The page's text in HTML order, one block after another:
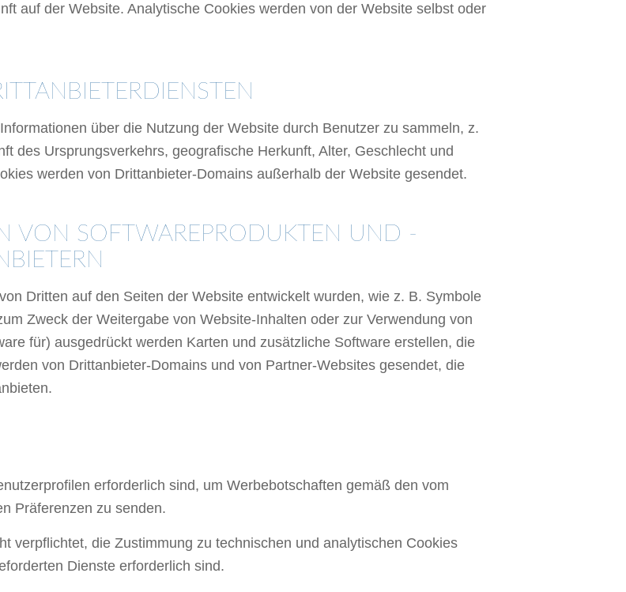
auf der Website. Analytische Cookies werden von der Website selbst oder
über die Nutzung der Website durch Benutzer zu sammeln, z.
des Ursprungsverkehrs, geografische Herkunft, Alter, Geschlecht und
werden von Drittanbieter-Domains außerhalb der Website gesendet.
VON SOFTWAREPRODUKTEN UND -
Dritten auf den Seiten der Website entwickelt wurden, wie z. B. Symbole
Zweck der Weitergabe von Website-Inhalten oder zur Verwendung von
für) ausgedrückt werden Karten und zusätzliche Software erstellen, die
von Drittanbieter-Domains und von Partner-Websites gesendet, die
erforderlich sind, um Werbebotschaften gemäß den vom
Präferenzen zu senden.
verpflichtet, die Zustimmung zu technischen und analytischen Cookies
Dienste erforderlich sind.